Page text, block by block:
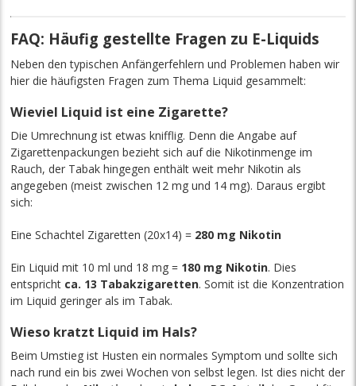
FAQ: Häufig gestellte Fragen zu E-Liquids
Neben den typischen Anfängerfehlern und Problemen haben wir
hier die häufigsten Fragen zum Thema Liquid gesammelt:
Wieviel Liquid ist eine Zigarette?
Die Umrechnung ist etwas knifflig. Denn die Angabe auf
Zigarettenpackungen bezieht sich auf die Nikotinmenge im
Rauch, der Tabak hingegen enthält weit mehr Nikotin als
angegeben (meist zwischen 12 mg und 14 mg). Daraus ergibt
sich:
Eine Schachtel Zigaretten (20x14) = 280 mg Nikotin
Ein Liquid mit 10 ml und 18 mg = 180 mg Nikotin. Dies
entspricht ca. 13 Tabakzigaretten. Somit ist die Konzentration
im Liquid geringer als im Tabak.
Wieso kratzt Liquid im Hals?
Beim Umstieg ist Husten ein normales Symptom und sollte sich
nach rund ein bis zwei Wochen von selbst legen. Ist dies nicht der